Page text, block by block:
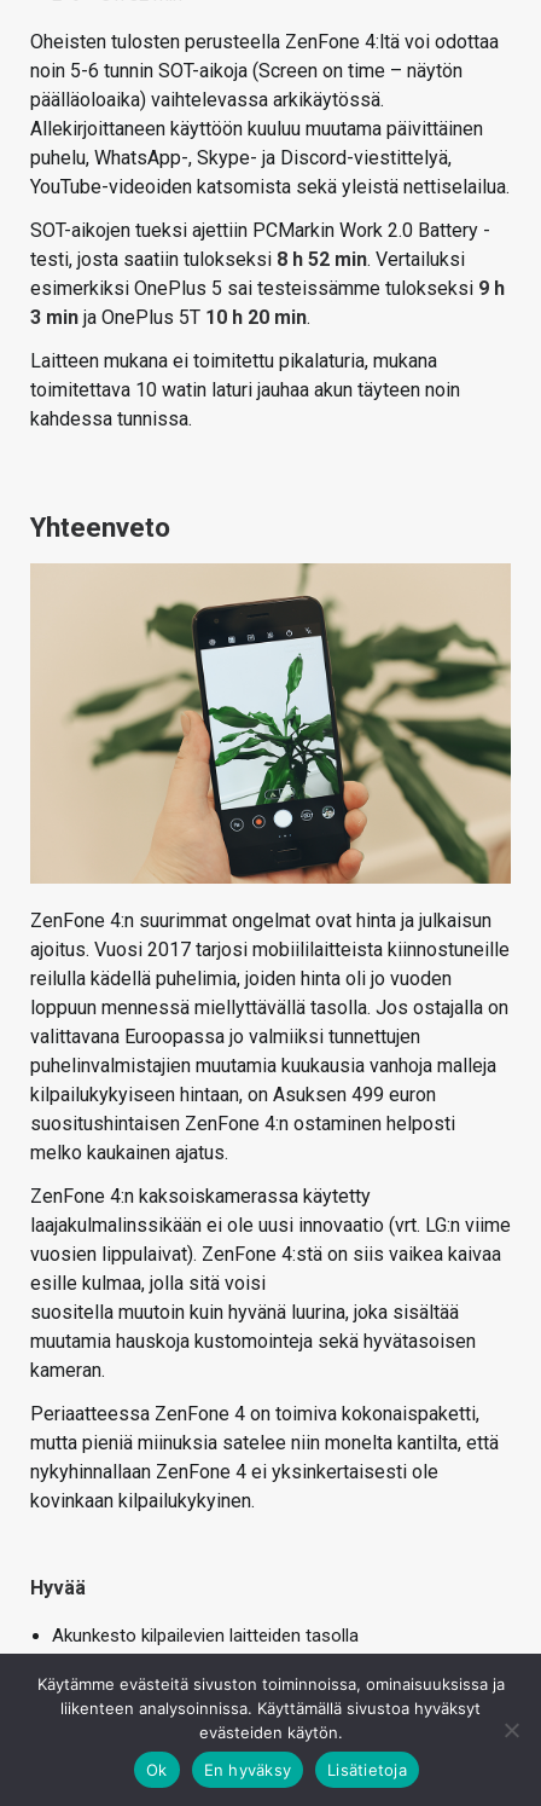
Oheisten tulosten perusteella ZenFone 4:ltä voi odottaa
noin 5-6 tunnin SOT-aikoja (Screen on time – näytön
päälläoloaika) vaihtelevassa arkikäytössä.
Allekirjoittaneen käyttöön kuuluu muutama päivittäinen
puhelu, WhatsApp-, Skype- ja Discord-viestittelyä,
YouTube-videoiden katsomista sekä yleistä nettiselailua.
SOT-aikojen tueksi ajettiin PCMarkin Work 2.0 Battery -
testi, josta saatiin tulokseksi 8 h 52 min. Vertailuksi
esimerkiksi OnePlus 5 sai testeissämme tulokseksi 9 h
3 min ja OnePlus 5T 10 h 20 min.
Laitteen mukana ei toimitettu pikalaturia, mukana
toimitettava 10 watin laturi jauhaa akun täyteen noin
kahdessa tunnissa.
Yhteenveto
ZenFone 4:n suurimmat ongelmat ovat hinta ja julkaisun
ajoitus. Vuosi 2017 tarjosi mobiililaitteista kiinnostuneille
reilulla kädellä puhelimia, joiden hinta oli jo vuoden
loppuun mennessä miellyttävällä tasolla. Jos ostajalla on
valittavana Euroopassa jo valmiiksi tunnettujen
puhelinvalmistajien muutamia kuukausia vanhoja malleja
kilpailukykyiseen hintaan, on Asuksen 499 euron
suositushintaisen ZenFone 4:n ostaminen helposti
melko kaukainen ajatus.
ZenFone 4:n kaksoiskamerassa käytetty
laajakulmalinssikään ei ole uusi innovaatio (vrt. LG:n viime
vuosien lippulaivat). ZenFone 4:stä on siis vaikea kaivaa
esille kulmaa, jolla sitä voisi
suositella muutoin kuin hyvänä luurina, joka sisältää
muutamia hauskoja kustomointeja sekä hyvätasoisen
kameran.
Periaatteessa ZenFone 4 on toimiva kokonaispaketti,
mutta pieniä miinuksia satelee niin monelta kantilta, että
nykyhinnallaan ZenFone 4 ei yksinkertaisesti ole
kovinkaan kilpailukykyinen.
Hyvää
Akunkesto kilpailevien laitteiden tasolla
Dual-SIM
Nopea ja luotettava sormenjälkitunnistin
Reilu sisäinen tallennustila
Pääkameran kuvanlaatu
Käytämme evästeitä sivuston toiminnoissa, ominaisuuksissa ja
liikenteen analysoinnissa. Käyttämällä sivustoa hyväksyt
evästeiden käytön.
Ok
En hyväksy Lisätietoja